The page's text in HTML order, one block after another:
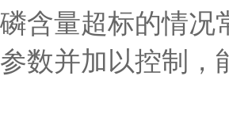
磷含量超标的情况
参数并加以控制，